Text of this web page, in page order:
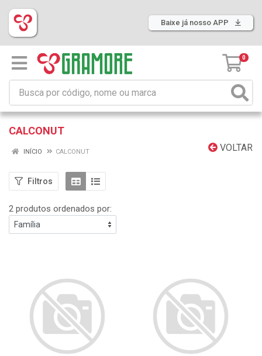
Baixe já nosso APP
0
CALCONUT
VOLTAR
INÍCIO CALCONUT
Filtros
2 produtos ordenados por: